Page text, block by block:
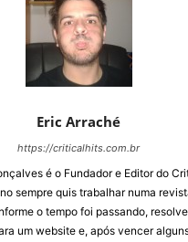
Eric Arraché
https://criticalhits.com.br
é o Fundador e Editor do
sempre quis trabalhar numa
o tempo foi passando,
um website e, após vencer